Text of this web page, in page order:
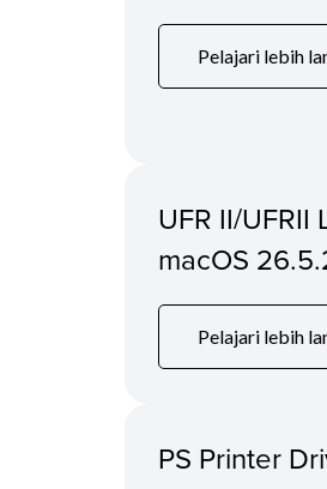
Pelajari lebih
UFR II/UFRII
macOS
Pelajari lebih
PS Printer